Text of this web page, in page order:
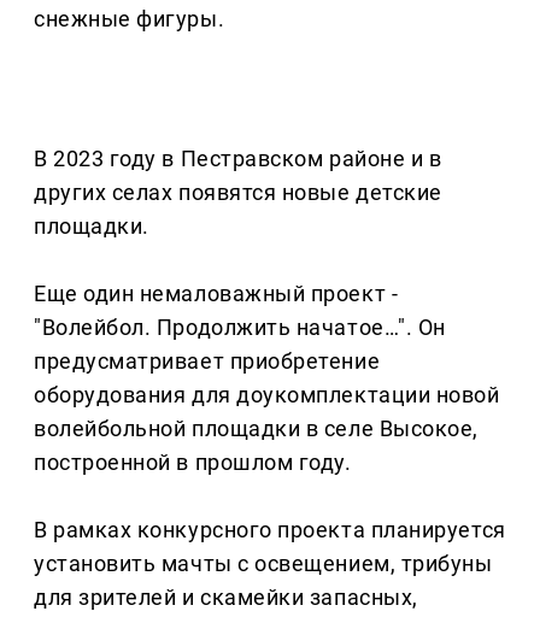
снежные фигуры.
В 2023 году в Пестравском районе и в
других селах появятся новые детские
площадки.
Еще один немаловажный проект -
"Волейбол. Продолжить начатое…". Он
предусматривает приобретение
оборудования для доукомплектации новой
волейбольной площадки в селе Высокое,
построенной в прошлом году.
В рамках конкурсного проекта планируется
установить мачты с освещением, трибуны
для зрителей и скамейки запасных,